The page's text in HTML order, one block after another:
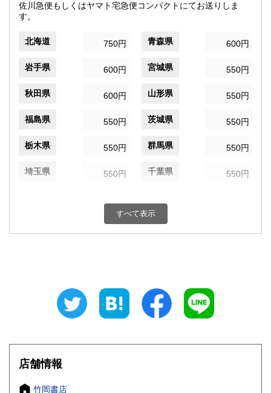
佐川急便もしくはヤマト宅急便コンパクトにてお送りしま
す。
北海道 750円 青森県 600円
岩手県 600円 宮城県 550円
秋田県 600円 山形県 550円
福島県 550円 茨城県 550円
栃木県 550円 群馬県 550円
埼玉県 550円 千葉県 550円
550円 富山県
550円 静岡県
すべて表示
店舗情報
竹岡書店